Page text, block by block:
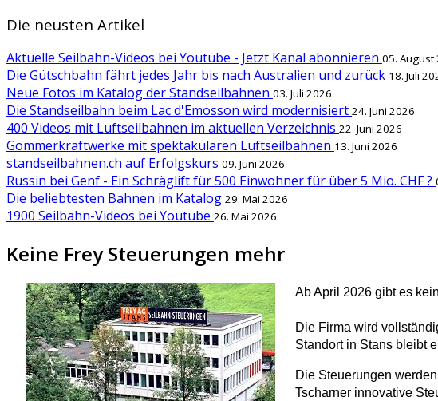
Die neusten Artikel
Aktuelle Seilbahn-Videos bei Youtube - Jetzt Kanal abonnieren 05. August
Die Gütschbahn fährt jedes Jahr bis nach Australien und zurück 18. Juli
Neue Fotos im Katalog der Standseilbahnen 03. Juli 2026
Die Standseilbahn beim Lac d'Emosson wird modernisiert 24. Juni 2026
400 Videos mit Luftseilbahnen im aktuellen Verzeichnis 22. Juni 2026
Gommerkraftwerke mit spektakulären Luftseilbahnen 13. Juni 2026
standseilbahnen.ch auf Erfolgskurs 09. Juni 2026
Russin bei Genf - Ein Schräglift für 500 Einwohner für über 5 Mio. CHF ?
Die beliebtesten Bahnen im Katalog 29. Mai 2026
1900 Seilbahn-Videos bei Youtube 26. Mai 2026
Keine Frey Steuerungen mehr
Ab April 2026 gibt es
Die Firma wird
Standort in Stans bleibt
Die Steuerungen
Tscharner innovative